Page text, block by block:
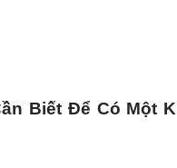
Biết Để Có Một